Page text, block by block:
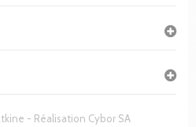
- Réalisation Cybor SA